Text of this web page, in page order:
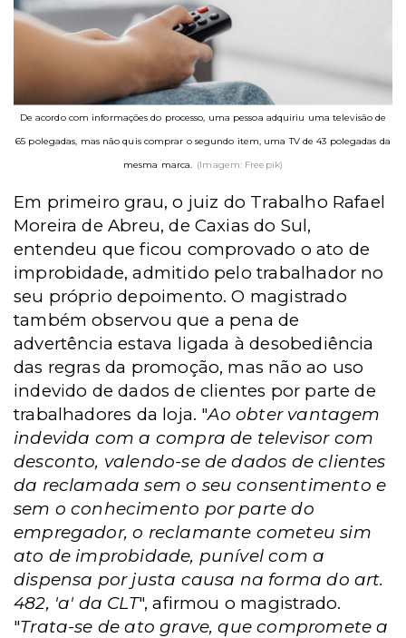
De acordo com informações do processo, uma pessoa adquiriu uma televisão de
65 polegadas, mas não quis comprar o segundo item, uma TV de 43 polegadas da
mesma marca.
(Imagem: Freepik)
Em primeiro grau, o juiz do Trabalho Rafael
Moreira de Abreu, de Caxias do Sul,
entendeu que ficou comprovado o ato de
improbidade, admitido pelo trabalhador no
seu próprio depoimento. O magistrado
também observou que a pena de
advertência estava ligada à desobediência
das regras da promoção, mas não ao uso
indevido de dados de clientes por parte de
trabalhadores da loja. "Ao obter vantagem
indevida com a compra de televisor com
desconto, valendo-se de dados de clientes
da reclamada sem o seu consentimento e
sem o conhecimento por parte do
empregador, o reclamante cometeu sim
ato de improbidade, punível com a
dispensa por justa causa na forma do art.
482, 'a' da CLT", afirmou o magistrado.
"Trata-se de ato grave, que compromete a